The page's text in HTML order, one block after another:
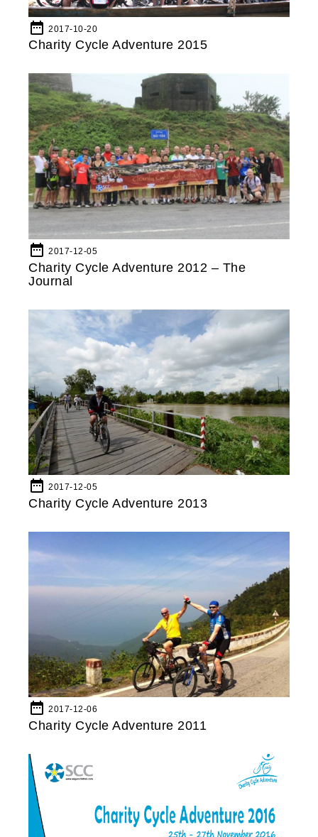
date_range 2017-10-20
Charity Cycle Adventure 2015
date_range 2017-12-05
Charity Cycle Adventure 2012 – The
Journal
date_range 2017-12-05
Charity Cycle Adventure 2013
date_range 2017-12-06
Charity Cycle Adventure 2011